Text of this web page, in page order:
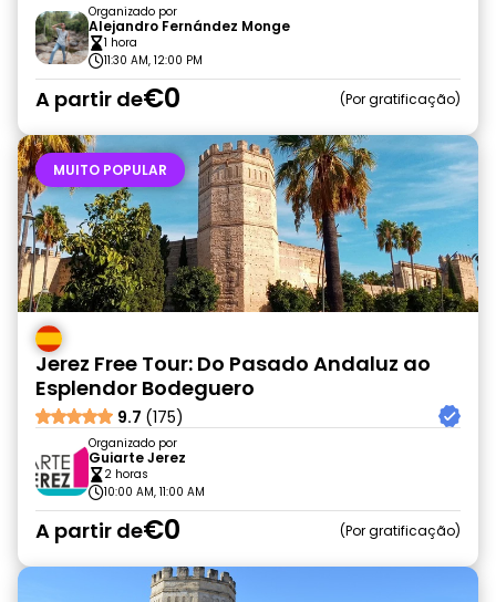
Organizado por
Alejandro Fernández Monge
1 hora
11:30 AM, 12:00 PM
A partir de€0 Por gratificação
MUITO POPULAR
Jerez Free Tour: Do Pasado Andaluz ao
Esplendor Bodeguero
9.7 (175)
Organizado por
Guiarte Jerez
2 horas
10:00 AM, 11:00 AM
A partir de€0 Por gratificação